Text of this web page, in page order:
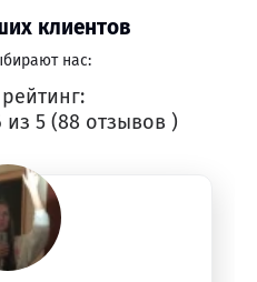
клиентов
нас:
из 5 (88 отзывов )